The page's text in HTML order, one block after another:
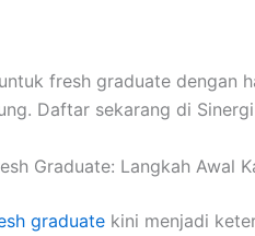
fresh graduate dengan
Daftar sekarang di
Graduate: Langkah Awal
graduate kini menjadi